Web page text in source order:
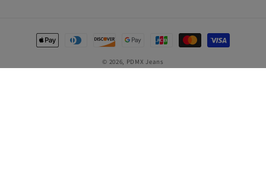
Formas
de
pago
© 2026, PDMX Jeans